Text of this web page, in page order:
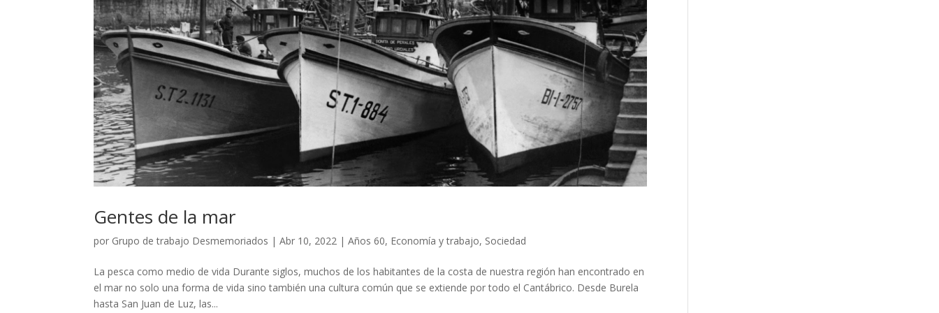
Gentes de la mar
por Grupo de trabajo Desmemoriados |Abr 10, 2022 |Años 60, Economía y trabajo, Sociedad
La pesca como medio de vida Durante siglos, muchos de los habitantes de la costa de nuestra región han encontrado en
el mar no solo una forma de vida sino también una cultura común que se extiende por todo el Cantábrico. Desde Burela
hasta San Juan de Luz, las...